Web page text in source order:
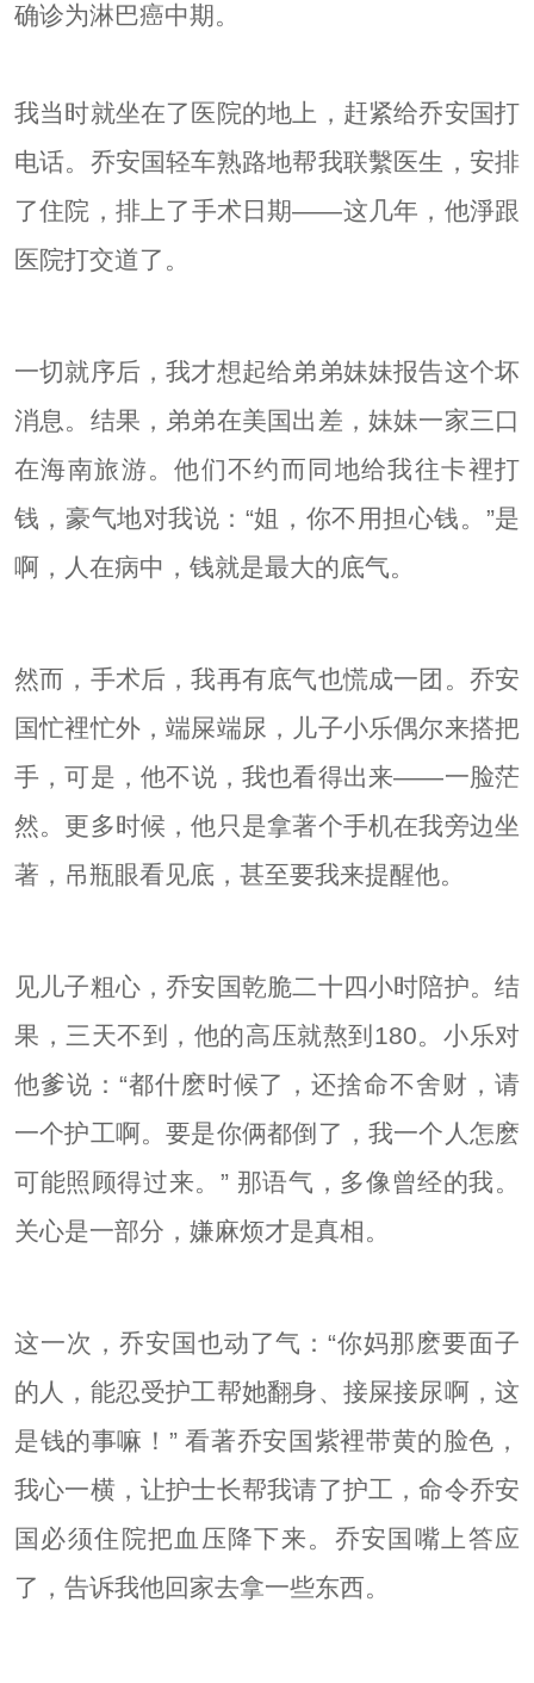
确诊为淋巴癌中期。
我当时就坐在了医院的地上，赶紧给乔安国打
电话。乔安国轻车熟路地帮我联繫医生，安排
了住院，排上了手术日期——这几年，他淨跟
医院打交道了。
一切就序后，我才想起给弟弟妹妹报告这个坏
消息。结果，弟弟在美国出差，妹妹一家三口
在海南旅游。他们不约而同地给我往卡裡打
钱，豪气地对我说：“姐，你不用担心钱。”是
啊，人在病中，钱就是最大的底气。
然而，手术后，我再有底气也慌成一团。乔安
国忙裡忙外，端屎端尿，儿子小乐偶尔来搭把
手，可是，他不说，我也看得出来——一脸茫
然。更多时候，他只是拿著个手机在我旁边坐
著，吊瓶眼看见底，甚至要我来提醒他。
见儿子粗心，乔安国乾脆二十四小时陪护。结
果，三天不到，他的高压就熬到180。小乐对
他爹说：“都什麽时候了，还捨命不舍财，请
一个护工啊。要是你俩都倒了，我一个人怎麽
可能照顾得过来。” 那语气，多像曾经的我。
关心是一部分，嫌麻烦才是真相。
这一次，乔安国也动了气：“你妈那麽要面子
的人，能忍受护工帮她翻身、接屎接尿啊，这
是钱的事嘛！” 看著乔安国紫裡带黄的脸色，
我心一横，让护士长帮我请了护工，命令乔安
国必须住院把血压降下来。乔安国嘴上答应
了，告诉我他回家去拿一些东西。